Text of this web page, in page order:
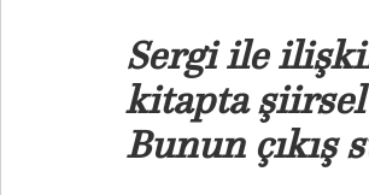
Sergi ile
kitapta
Bunun çıkış